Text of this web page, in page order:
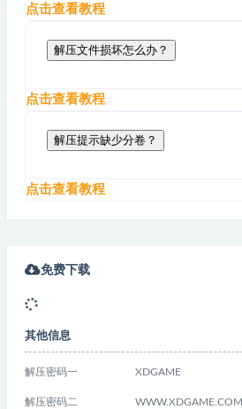
点击查看教程
解压文件损坏怎么办？
点击查看教程
解压提示缺少分卷？
点击查看教程
免费下载
其他信息
解压密码一 XDGAME
解压密码二 WWW.XDGAME.COM